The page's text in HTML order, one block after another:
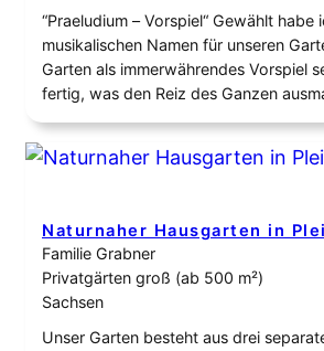
“Praeludium – Vorspiel“ Gewählt habe
musikalischen Namen für unseren
Garten als immerwährendes Vorspiel
fertig, was den Reiz des Ganzen
improvisieren, innehalten, sinnieren.
nur das Vorspiel für das nächste Jahr.
Mensch sind nur ein Vorspiel: Was
Naturnaher Hausgarten in
Familie Grabner
Privatgärten groß (ab 500 m²)
Sachsen
Unser Garten besteht aus drei